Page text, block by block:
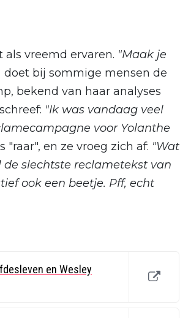
vreemd ervaren. "Maak je
doet bij sommige mensen de
bekend van haar analyses
"Ik was vandaag veel
voor Yolanthe
en ze vroeg zich af: "Wat
de slechtste reclametekst van
ook een beetje. Pff, echt
en Wesley